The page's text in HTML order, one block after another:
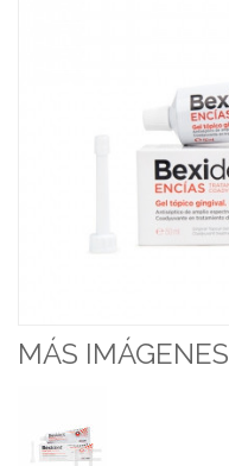
MÁS IMÁGENES